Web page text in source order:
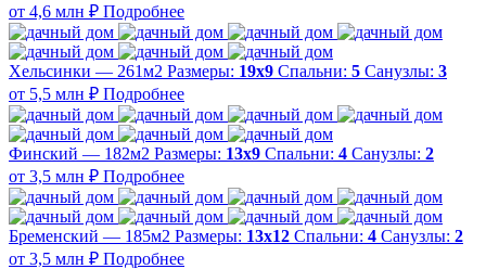
от 4,6 млн ₽ Подробнее
Хельсинки — 261м2 Размеры: 19х9 Спальни: 5 Санузлы: 3
от 5,5 млн ₽ Подробнее
Финский — 182м2 Размеры: 13х9 Спальни: 4 Санузлы: 2
от 3,5 млн ₽ Подробнее
Бременский — 185м2 Размеры: 13х12 Спальни: 4 Санузлы: 2
от 3,5 млн ₽ Подробнее